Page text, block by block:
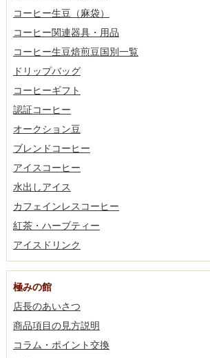
コーヒー生豆（麻袋）
コーヒー関連器具・用品
コーヒー生豆焙煎豆国別一覧
ドリップバッグ
コーヒーギフト
認証コーヒー
オークション豆
ブレンドコーヒー
アイスコーヒー
水出しアイス
カフェインレスコーヒー
紅茶・ハーブティー
アイスドリンク
極みの館
店長のあいさつ
商品項目の見方説明
コラム・ポイント交換